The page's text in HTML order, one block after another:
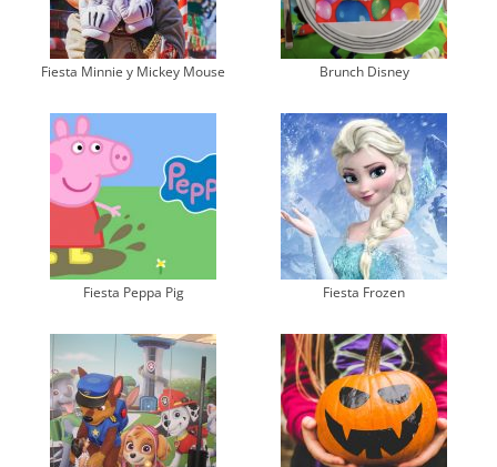
Fiesta Minnie y Mickey Mouse Brunch Disney
Fiesta Peppa Pig Fiesta Frozen